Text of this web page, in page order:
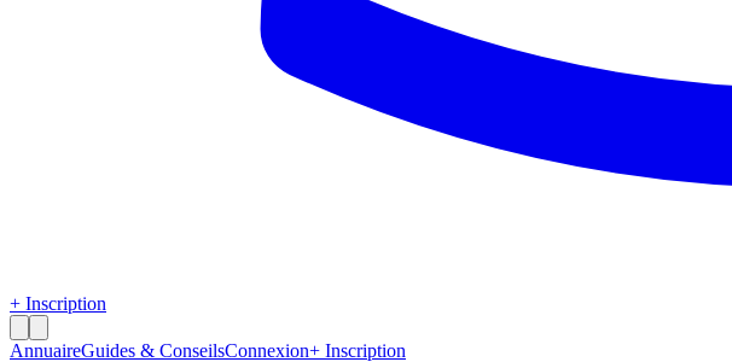
+ Inscription
AnnuaireGuides & ConseilsConnexion+ Inscription